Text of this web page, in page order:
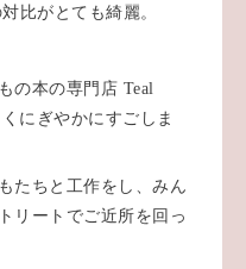
比がとても綺麗。
の本の専門店 Teal
にぎやかにすごしま
たちと工作をし、みん
リートでご近所を回っ